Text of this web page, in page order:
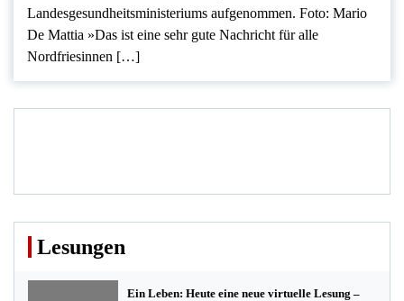
Landesgesundheitsministeriums aufgenommen. Foto: Mario
De Mattia »Das ist eine sehr gute Nachricht für alle
Nordfriesinnen […]
Lesungen
Ein Leben: Heute eine neue virtuelle Lesung –